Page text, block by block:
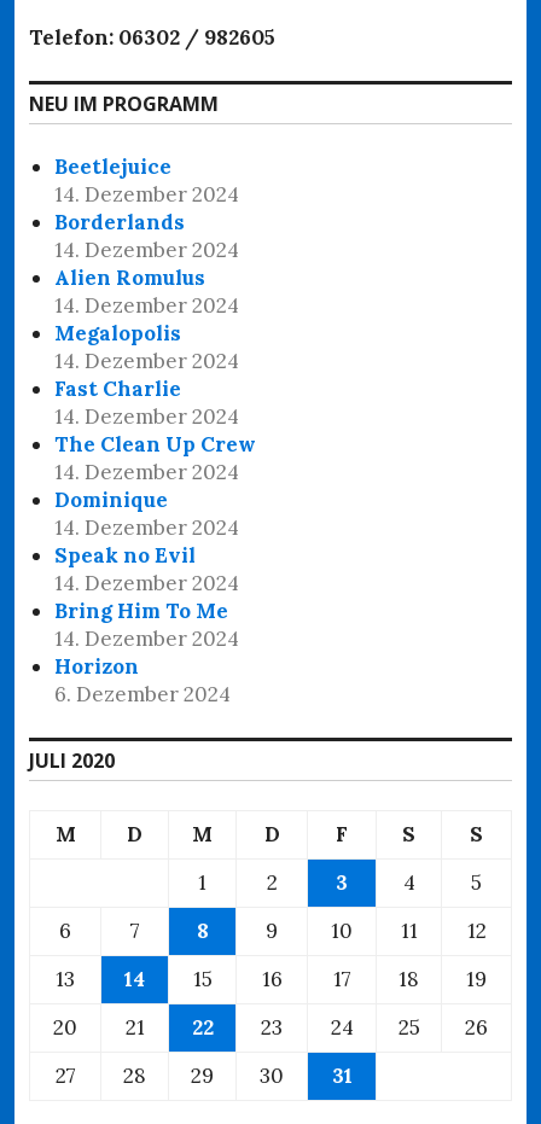
Telefon: 06302 / 982605
NEU IM PROGRAMM
Beetlejuice
14. Dezember 2024
Borderlands
14. Dezember 2024
Alien Romulus
14. Dezember 2024
Megalopolis
14. Dezember 2024
Fast Charlie
14. Dezember 2024
The Clean Up Crew
14. Dezember 2024
Dominique
14. Dezember 2024
Speak no Evil
14. Dezember 2024
Bring Him To Me
14. Dezember 2024
Horizon
6. Dezember 2024
JULI 2020
M D M D F S
S
1
2 3 4
5
6
7 8 9 10 11
12
13
14 15 16 17 18
19
20
21 22 23 24 25
26
27
28 29 30 31